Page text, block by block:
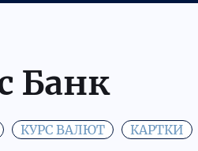
Банк
КУРС ВАЛЮТ КАРТКИ